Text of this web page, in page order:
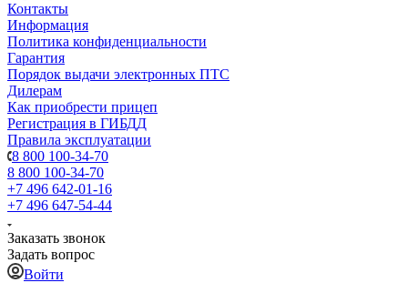
Контакты
Информация
Политика конфиденциальности
Гарантия
Порядок выдачи электронных ПТС
Дилерам
Как приобрести прицеп
Регистрация в ГИБДД
Правила эксплуатации
8 800 100-34-70
8 800 100-34-70
+7 496 642-01-16
+7 496 647-54-44
Заказать звонок
Задать вопрос
Войти